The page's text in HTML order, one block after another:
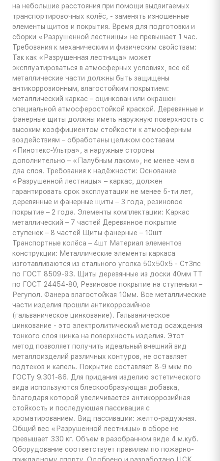
на небольшие расстояния при помощи выдвигаемых
транспортировочных колёс, - заменять изношенные
элементы щитов и покрытия. Время для подготовки и
сборки «Разрушенной лестницы» не превышает 1 час.
Требования к механическим и физическим свойствам:
Так как «Разрушенная лестница» может
эксплуатироваться в атмосферных условиях, все её
металлические части должны быть защищены
антикоррозионным, влагостойким покрытием:
металлический каркас – оцинкован или окрашен
специальной атмосферостойкой краской. Деревянные и
фанерные щиты должны иметь наружную поверхность с
высоким коэффициентом стойкости к атмосферным
воздействиям – обработаны целиком составам
«Пинотекс-Ультра», а наружные стороны
дополнительно – «Палубным лаком», не менее чем в
два слоя. Требования к надёжности: Основание
«Разрушенной лестницы» – каркас, должен
гарантировать срок эксплуатации не менее 5-ти лет,
деревянные и фанерные щиты – 3 года, резиновое
покрытие – 2 года. Элементы комплектации: Каркас
металлический – 7 частей Деревянное покрытие
ступенек – 8 частей Щиты фанерные – 10шт
Транспортные колёса – 4шт Материал элементов
конструкции: Металлические элементы каркаса
изготавливаются из стального уголка 50х50х5 - Ст3пс
по ГОСТ 8509-93. Щиты деревянные из доски 40мм ТТ
по ГОСТ 24454-80, Резиновое покрытие на ступеньки –
Регупол. Фанера влагостойкая 10мм. Все металлические
части изделия прошли антикоррозийное
(гальваническое цинкование). Гальваническое
цинкование - это электролитический метод осаждения
тонкого слоя цинка на поверхность изделия. Этот
метод позволяет получить идеальный внешний вид
металлоизделий различных контуров, не оставляет
подтеков и капель. Покрытие составляет 8-9 мкм по
ГОСТу 9.301-86. Для придания изделию эстетического
вида используются блескообразующая добавка,
благодаря которой увеличивается антикоррозийная
стойкость и последующая пассивация с
хроматированием. Вид пассивации: желто-радужная.
Общий вес «Разрушенной лестницы» в сборе не
превышает 330 кг. Объем в разобранном виде 4 м.куб.
Оборудование соответствует правилам по пожарно-
прикладному спорту. Одобрено и разработано ЦСК